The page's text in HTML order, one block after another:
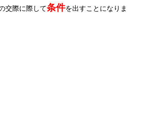
交際に際して条件を出すことになりま